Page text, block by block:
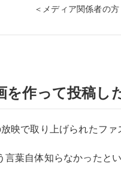
＜メディア関係者の方
を作って投稿し
映で取り上げられたファ
言葉自体知らなかったと